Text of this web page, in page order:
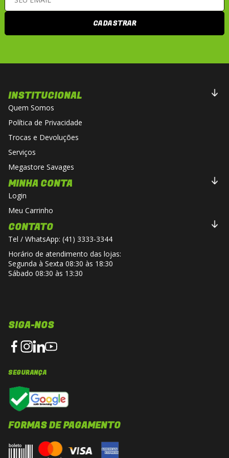
*O capacete é enviado com viseira cristal
*Viseiras escuras ou coloridas são vendidas
separadamente.
CADASTRAR
INSTITUCIONAL
Quem Somos
Política de Privacidade
Trocas e Devoluções
Serviços
Megastore Savages
MINHA CONTA
Login
Meu Carrinho
CONTATO
Tel / WhatsApp: (41) 3333-3344
Horário de atendimento das lojas:
Segunda à Sexta 08:30 às 18:30
Sábado 08:30 às 13:30
SIGA-NOS
SEGURANÇA
FORMAS DE PAGAMENTO